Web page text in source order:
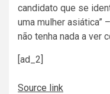
candidato que se
uma mulher asiática”
não tenha nada a ver
[ad_2]
Source link